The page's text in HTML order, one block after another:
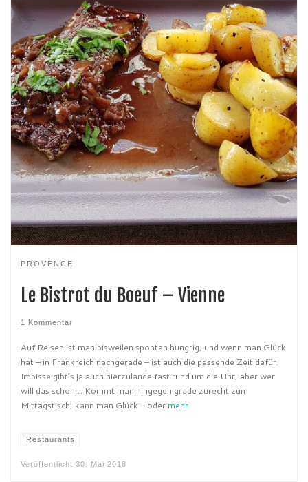
PROVENCE
Le Bistrot du Boeuf – Vienne
1 Kommentar
Auf Reisen ist man bisweilen spontan hungrig, und wenn man Glück
hat – in Frankreich nachgerade – ist auch die passende Zeit dafür.
Imbisse gibt’s ja auch hierzulande fast rund um die Uhr, aber wer
will das schon… Kommt man hingegen grade zurecht zum
Mittagstisch, kann man Glück – oder mehr
Restaurants
Veröffentlicht 30. Mai 2018